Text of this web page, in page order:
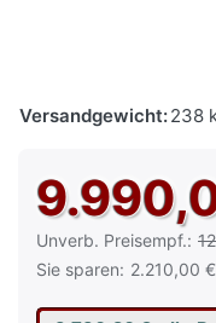
Versandgewicht:238
Unverb. Preisempf.:
Die UVP ist der
Sie sparen: 2.210,00 €